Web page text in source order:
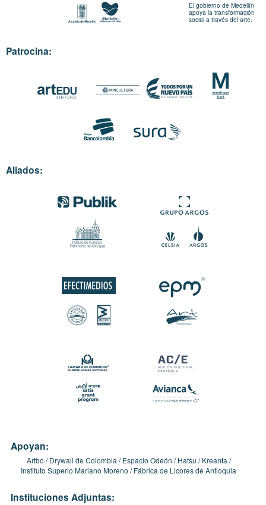
El gobierno de Medellín
apoya la transformación
social a través del arte.
Patrocina:
Aliados:
Apoyan:
Artbo Drywall de Colombia Espacio Odeón Hatsu
Kreanta
Instituto Superio Mariano Moreno
Fábrica de Licores de Antioquia
Instituciones Adjuntas: